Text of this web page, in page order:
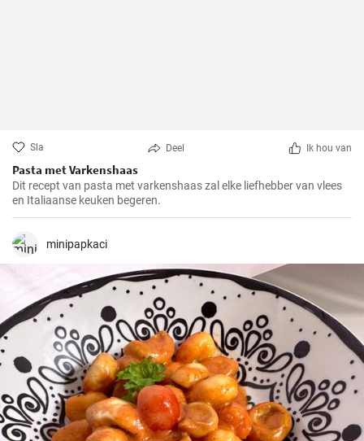
Sla Deel Ik hou van
Pasta met Varkenshaas
Dit recept van pasta met varkenshaas zal elke liefhebber van vlees
en Italiaanse keuken begeren.
minipapkaci